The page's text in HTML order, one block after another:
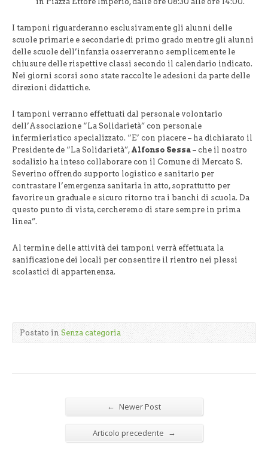
I tamponi riguarderanno esclusivamente gli alunni delle
scuole primarie e secondarie di primo grado mentre gli alunni
delle scuole dell’infanzia osserveranno semplicemente le
chiusure delle rispettive classi secondo il calendario indicato.
Nei giorni scorsi sono state raccolte le adesioni da parte delle
direzioni didattiche.
I tamponi verranno effettuati dal personale volontario
dell’Associazione “La Solidarietà” con personale
infermieristico specializzato. “E’ con piacere – ha dichiarato il
Presidente de “La Solidarietà”, Alfonso Sessa – che il nostro
sodalizio ha inteso collaborare con il Comune di Mercato S.
Severino offrendo supporto logistico e sanitario per
contrastare l’emergenza sanitaria in atto, soprattutto per
favorire un graduale e sicuro ritorno tra i banchi di scuola. Da
questo punto di vista, cercheremo di stare sempre in prima
linea”.
Al termine delle attività dei tamponi verrà effettuata la
sanificazione dei locali per consentire il rientro nei plessi
scolastici di appartenenza.
Postato in Senza categoria
← Newer Post
Articolo precedente →